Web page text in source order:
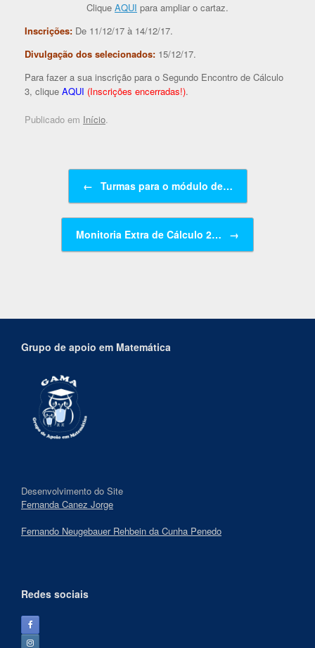
Clique AQUI para ampliar o cartaz.
Inscrições: De 11/12/17 à 14/12/17.
Divulgação dos selecionados: 15/12/17.
Para fazer a sua inscrição para o Segundo Encontro de Cálculo
3, clique AQUI (Inscrições encerradas!).
Publicado em Início.
Navegação de posts
← Turmas para o módulo de…
Monitoria Extra de Cálculo 2… →
Grupo de apoio em Matemática
Desenvolvimento do Site
Fernanda Canez Jorge
Fernando Neugebauer Rehbein da Cunha Penedo
Redes sociais